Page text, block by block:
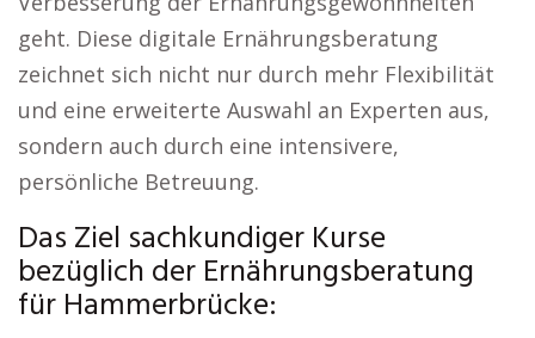
geht. Diese digitale Ernährungsberatung
zeichnet sich nicht nur durch mehr Flexibilität
und eine erweiterte Auswahl an Experten aus,
sondern auch durch eine intensivere,
persönliche Betreuung.
Das Ziel sachkundiger Kurse
bezüglich der Ernährungsberatung
für Hammerbrücke: